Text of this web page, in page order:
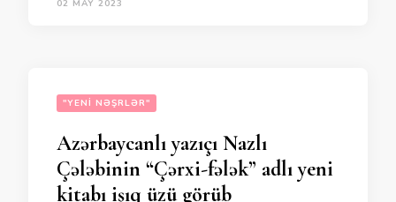
02 MAY 2023
"YENI NƏŞRLƏR"
Azərbaycanlı yazıçı Nazlı
Çələbinin “Çərxi-fələk” adlı yeni
kitabı işıq üzü görüb